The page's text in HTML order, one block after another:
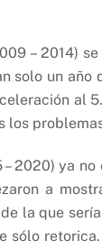
– 2014)
solo un
al
los
2020) ya
a
la que
sólo